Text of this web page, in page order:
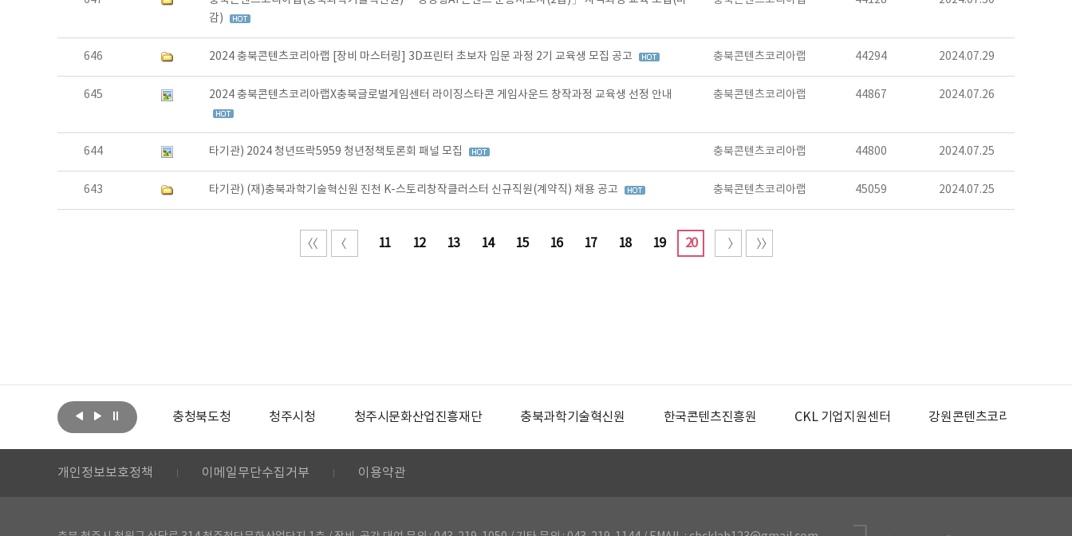
감)
646 2024 충북콘텐츠코리아랩 [장비 마스터링] 3D프린터 초보자 입문 과정 2기 교육생 모집 공고 충북콘텐츠코리아랩 44294 2024.07.29
645 2024 충북콘텐츠코리아랩X충북글로벌게임센터 라이징스타콘 게임사운드 창작과정 교육생 선정 안내 충북콘텐츠코리아랩 44867 2024.07.26
644 타기관) 2024 청년뜨락5959 청년정책토론회 패널 모집 충북콘텐츠코리아랩 44800 2024.07.25
643 타기관) (재)충북과학기술혁신원 진천 K-스토리창작클러스터 신규직원(계약직) 채용 공고 충북콘텐츠코리아랩 45059 2024.07.25
11 12 13 14 15 16 17 18 19 20
문화체육관광부 충청북도청 청주시청 청주시문화산업진흥재단 충북과학기술혁신원 한국콘텐츠진흥원 CKL 기업지원센터 강원콘텐츠코리아랩
개인정보보호정책 이메일무단수집거부 이용약관